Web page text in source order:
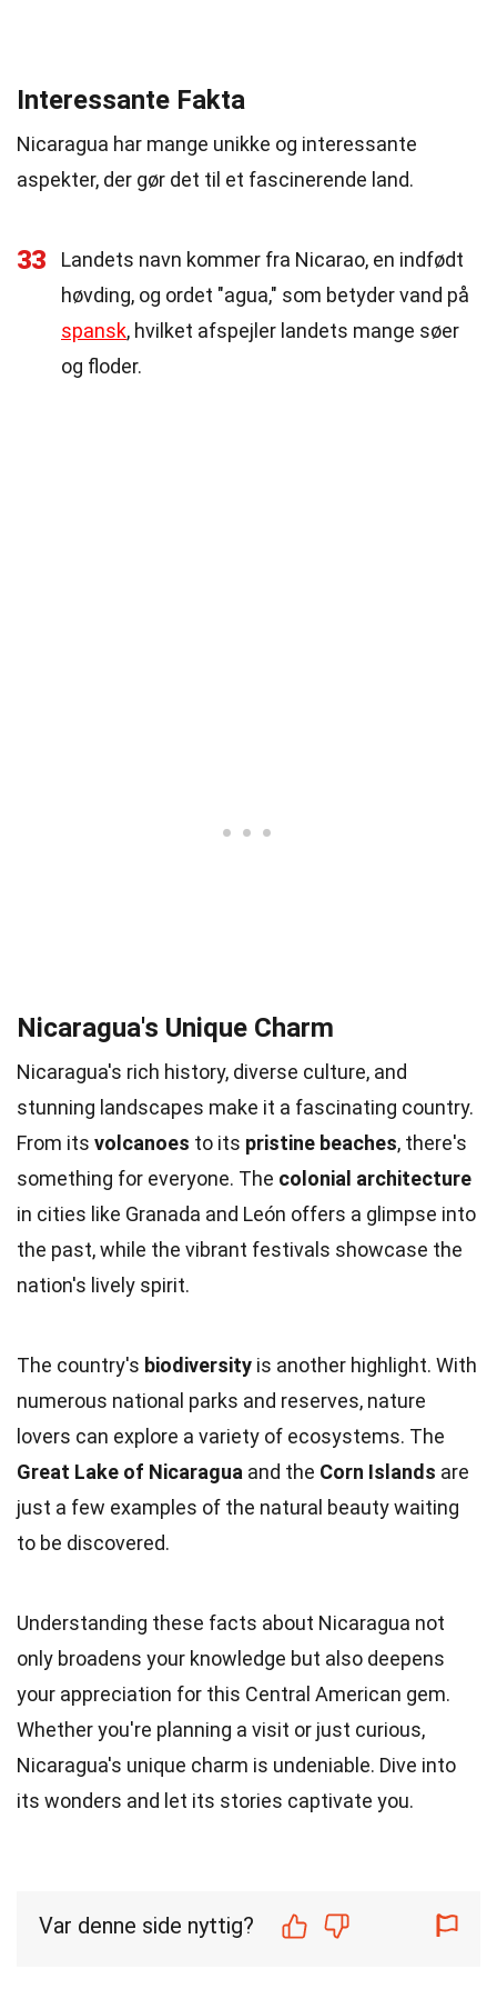
Interessante Fakta
Nicaragua har mange unikke og interessante
aspekter, der gør det til et fascinerende land.
33
Landets navn kommer fra Nicarao, en indfødt
høvding, og ordet "agua," som betyder vand på
spansk, hvilket afspejler landets mange søer
og floder.
Nicaragua's Unique Charm
Nicaragua's rich history, diverse culture, and
stunning landscapes make it a fascinating country.
From its volcanoes to its pristine beaches, there's
something for everyone. The colonial architecture
in cities like Granada and León offers a glimpse into
the past, while the vibrant festivals showcase the
nation's lively spirit.
The country's biodiversity is another highlight. With
numerous national parks and reserves, nature
lovers can explore a variety of ecosystems. The
Great Lake of Nicaragua and the Corn Islands are
just a few examples of the natural beauty waiting
to be discovered.
Understanding these facts about Nicaragua not
only broadens your knowledge but also deepens
your appreciation for this Central American gem.
Whether you're planning a visit or just curious,
Nicaragua's unique charm is undeniable. Dive into
its wonders and let its stories captivate you.
Var denne side nyttig?